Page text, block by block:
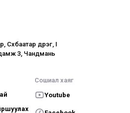
дүүрэг, I
3, Чандмань
Сошиал хаяг
Youtube